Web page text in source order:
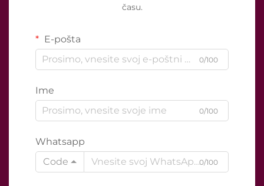
času.
E-pošta
0/100
Ime
0/100
Whatsapp
Code
0/100